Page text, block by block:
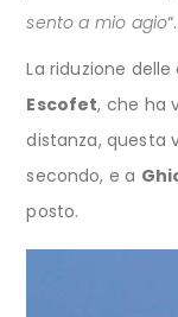
sento a mio agio“.
La riduzione
Escofet, che ha
distanza, questa
secondo, e a
posto.